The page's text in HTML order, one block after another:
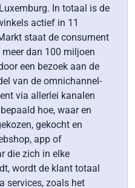
In totaal is de
actief in 11
staat de consument
dan 100 miljoen
een bezoek aan de
van de omnichannel-
via allerlei kanalen
hoe, waar en
gekocht en
app of
die zich in elke
wordt de klant totaal
services, zoals het